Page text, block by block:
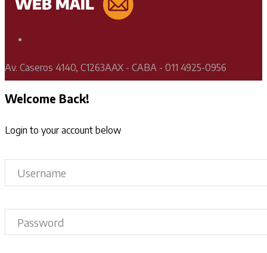
Av. Caseros 4140, C1263AAX - CABA - 011 4925-0956
Welcome Back!
Login to your account below